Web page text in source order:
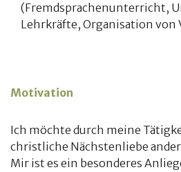
(Fremdsprachenunterricht,
Lehrkräfte, Organisation von
Ich möchte durch meine
christliche Nächstenliebe
Mir ist es ein besonderes
Motivation